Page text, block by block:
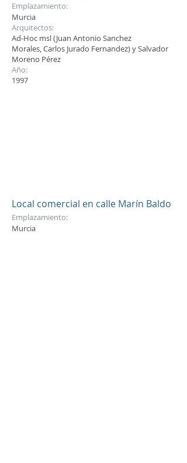
Emplazamiento:
Murcia
Arquitectos:
Ad-Hoc msl (Juan Antonio Sanchez
Morales, Carlos Jurado Fernandez) y Salvador
Moreno Pérez
Año:
1997
Local comercial en calle Marín Baldo
Emplazamiento:
Murcia